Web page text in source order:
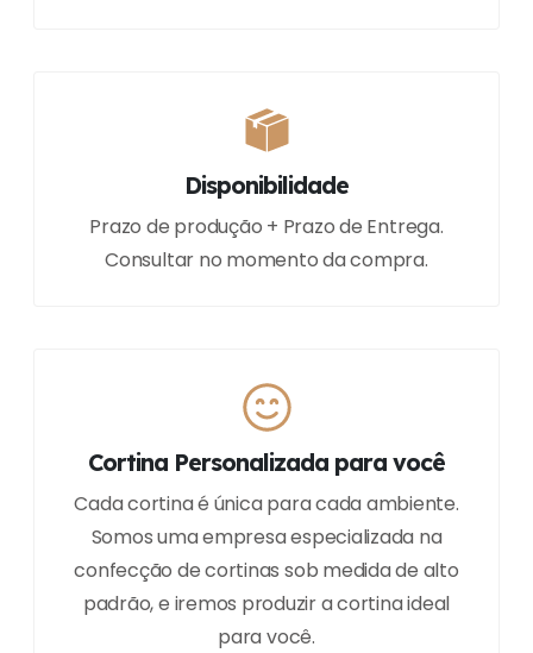
Disponibilidade
Prazo de produção + Prazo de Entrega.
Consultar no momento da compra.
Cortina Personalizada para você
Cada cortina é única para cada ambiente.
Somos uma empresa especializada na
confecção de cortinas sob medida de alto
padrão, e iremos produzir a cortina ideal
para você.